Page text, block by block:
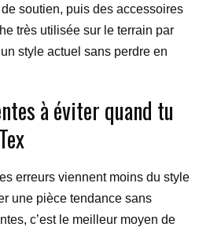
soutien, puis des accessoires
très utilisée sur le terrain par
style actuel sans perdre en
à éviter quand tu
erreurs viennent moins du style
une pièce tendance sans
c’est le meilleur moyen de